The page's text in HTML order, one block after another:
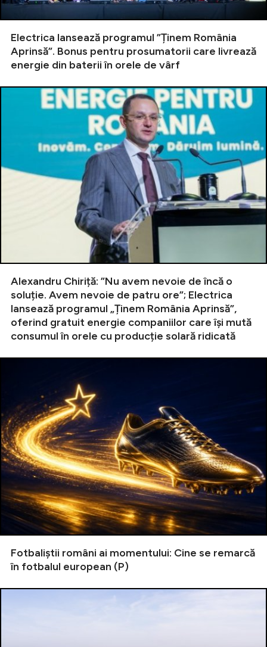
Electrica lansează programul ”Ținem România
Aprinsă”. Bonus pentru prosumatorii care livrează
energie din baterii în orele de vârf
Alexandru Chiriță: ”Nu avem nevoie de încă o
soluție. Avem nevoie de patru ore”; Electrica
lansează programul „Ținem România Aprinsă”,
oferind gratuit energie companiilor care își mută
consumul în orele cu producție solară ridicată
Fotbaliștii români ai momentului: Cine se remarcă
în fotbalul european (P)